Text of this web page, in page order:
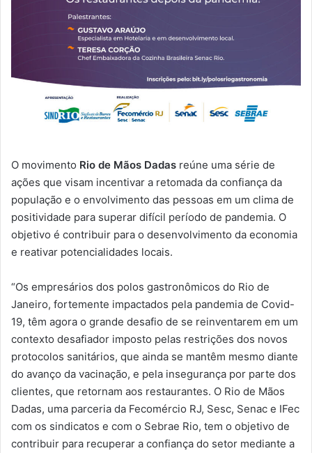
O movimento Rio de Mãos Dadas reúne uma série de
ações que visam incentivar a retomada da confiança da
população e o envolvimento das pessoas em um clima de
positividade para superar difícil período de pandemia. O
objetivo é contribuir para o desenvolvimento da economia
e reativar potencialidades locais.
“Os empresários dos polos gastronômicos do Rio de
Janeiro, fortemente impactados pela pandemia de Covid-
19, têm agora o grande desafio de se reinventarem em um
contexto desafiador imposto pelas restrições dos novos
protocolos sanitários, que ainda se mantêm mesmo diante
do avanço da vacinação, e pela insegurança por parte dos
clientes, que retornam aos restaurantes. O Rio de Mãos
Dadas, uma parceria da Fecomércio RJ, Sesc, Senac e IFec
com os sindicatos e com o Sebrae Rio, tem o objetivo de
contribuir para recuperar a confiança do setor mediante a